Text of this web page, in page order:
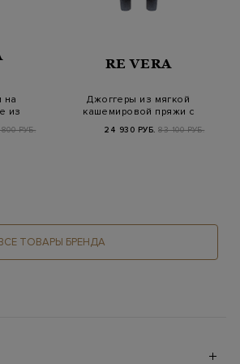
на
из
800 РУБ.
RE VERA
Джоггеры из мягкой
кашемировой пряжи с
24 930 РУБ. 83 100 РУБ.
ТОВАРЫ БРЕНДА